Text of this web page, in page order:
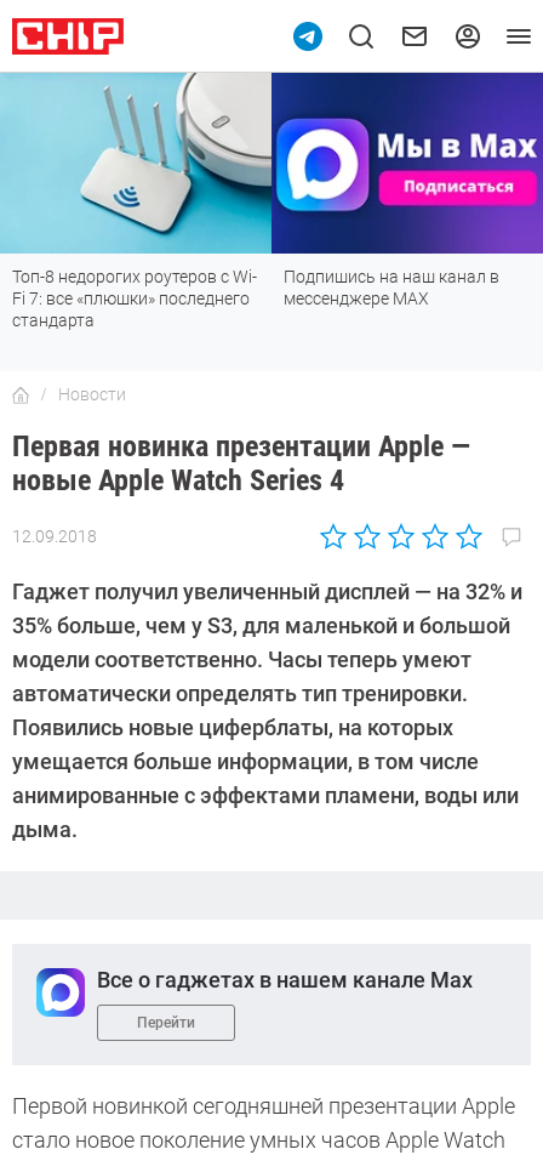
Топ-8 недорогих роутеров с Wi-
Fi 7: все «плюшки» последнего
стандарта
Подпишись на наш канал в
мессенджере МАХ
Новости
Первая новинка презентации Apple —
новые Apple Watch Series 4
12.09.2018
Автор:
Кошик
Гаджет получил увеличенный дисплей — на 32% и
35% больше, чем у S3, для маленькой и большой
модели соответственно. Часы теперь умеют
автоматически определять тип тренировки.
Появились новые циферблаты, на которых
умещается больше информации, в том числе
анимированные с эффектами пламени, воды или
дыма.
Все о гаджетах в нашем канале Max
Перейти
Первой новинкой сегодняшней презентации Apple
стало новое поколение умных часов Apple Watch